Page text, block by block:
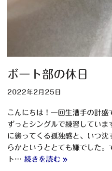
ボート部の休日
2022年2月25日
こんにちは！一回生漕手の計
ずっとシングルで練習してい
に襲ってくる孤独感と、いつ沈
らかというととても嫌でした
ト… 続きを読む »